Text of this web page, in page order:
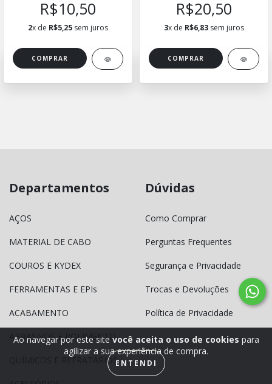
Ao navegar por este site você aceita o uso de cookies para
agilizar a sua experiência de compra.
ENTENDI
R$10,50
2x de R$5,25 sem juros
R$20,50
3x de R$6,83 sem juros
Departamentos
AÇOS
MATERIAL DE CABO
COUROS E KYDEX
FERRAMENTAS E EPIs
ACABAMENTO
ABRASIVOS E POLIMENTO
QUÍMICOS E REFRATÁRIOS
Dúvidas
Como Comprar
Perguntas Frequentes
Segurança e Privacidade
Trocas e Devoluções
Política de Privacidade